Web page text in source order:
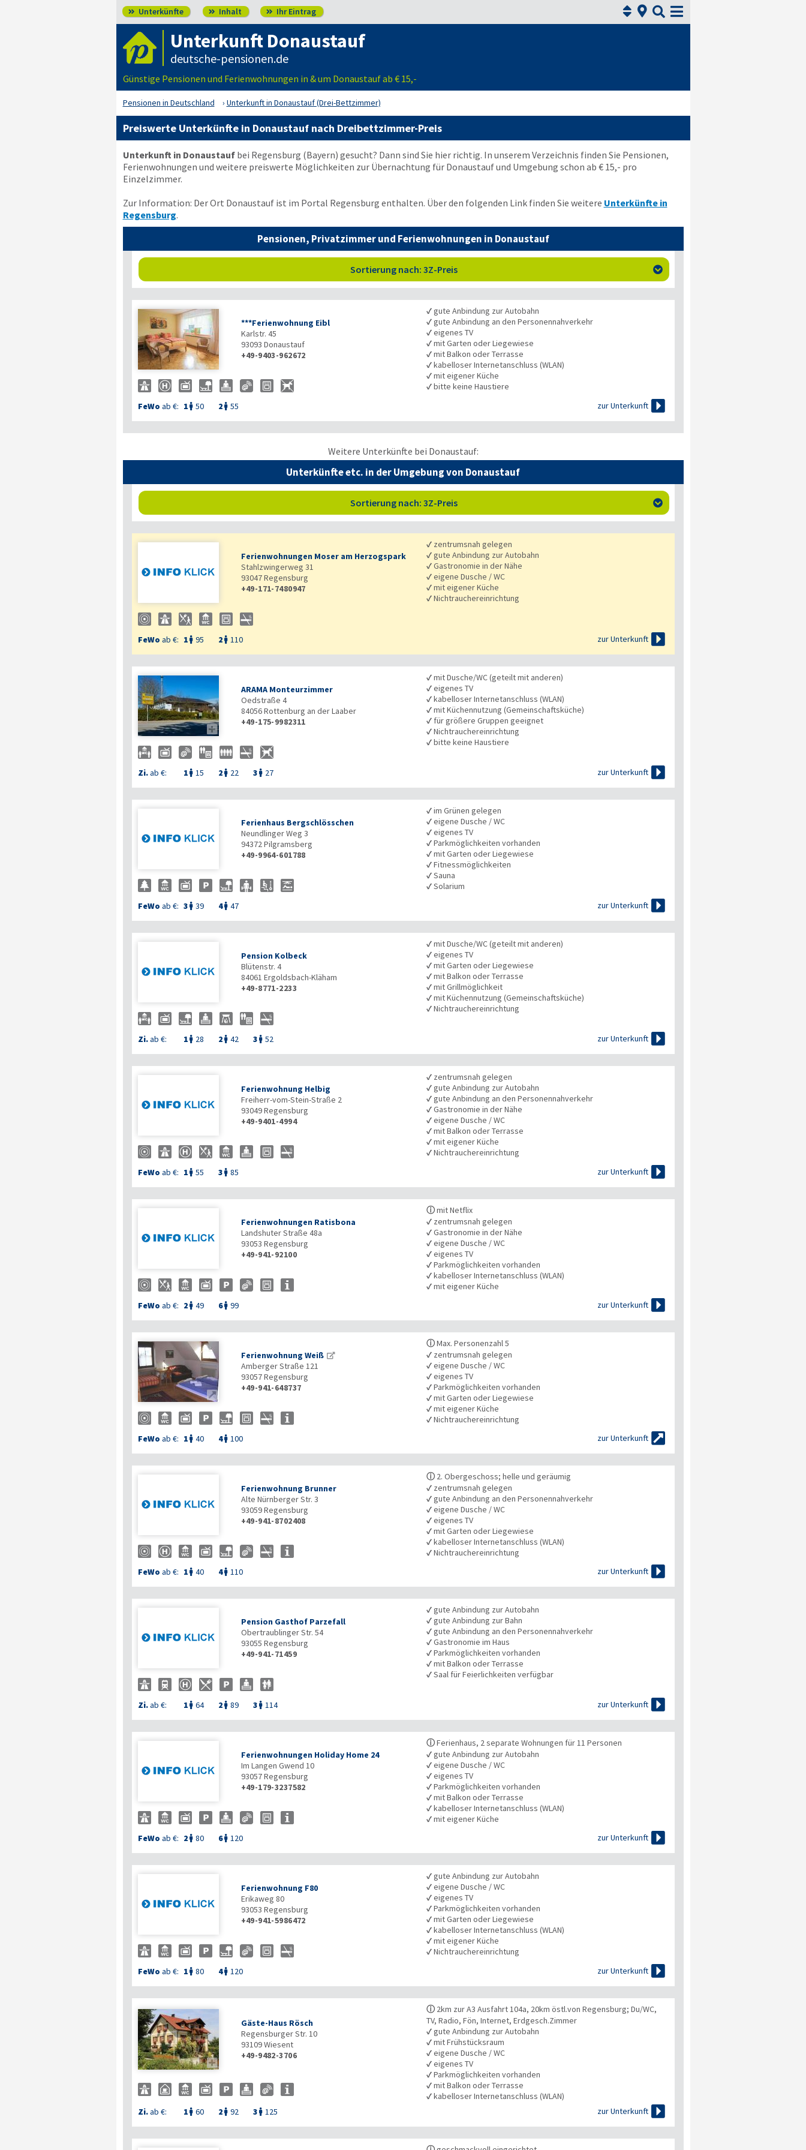
 Unterkünfte  Inhalt  Ihr Eintrag  

Unterkunft Donaustauf
deutsche-pensionen.de
Günstige Pensionen und Ferienwohnungen in & um Donaustauf ab € 15,-
Pensionen in Deutschland Unterkunft in Donaustauf (Drei-Bettzimmer)
Preiswerte Unterkünfte in Donaustauf nach Dreibettzimmer-Preis
Unterkunft in Donaustaufbei Regensburg (Bayern) gesucht? Dann sind Sie hier richtig. In unserem Verzeichnis finden Sie Pensionen,
Ferienwohnungen und weitere preiswerte Möglichkeiten zur Übernachtung für Donaustauf und Umgebung schon ab € 15,- pro
Einzelzimmer.
Zur Information: Der Ort Donaustauf ist im Portal Regensburg enthalten. Über den folgenden Link finden Sie weitere Unterkünfte in
Regensburg.
Pensionen, Privatzimmer und Ferienwohnungen in Donaustauf
Sortierung nach: 3Z-Preis 
***Ferienwohnung Eibl
Karlstr. 45
93093 Donaustauf
+49-9403-962672
FeWo ab €: 1  50 2  55
✓gute Anbindung zur Autobahn
✓gute Anbindung an den Personennahverkehr
✓eigenes TV
✓mit Garten oder Liegewiese
✓mit Balkon oder Terrasse
✓kabelloser Internetanschluss (WLAN)
✓mit eigener Küche
✓bitte keine Haustiere
zur Unterkunft 
Weitere Unterkünfte bei Donaustauf:
Unterkünfte etc. in der Umgebung von Donaustauf
Sortierung nach: 3Z-Preis 
Ferienwohnungen Moser am Herzogspark
Stahlzwingerweg 31
93047Regensburg
+49-171-7480947
FeWo ab €: 1  95 2  110
✓ zentrumsnah gelegen
✓gute Anbindung zur Autobahn
✓Gastronomie in der Nähe
✓eigene Dusche / WC
✓mit eigener Küche
✓Nichtrauchereinrichtung
zur Unterkunft 

ARAMA Monteurzimmer
Oedstraße 4
84056Rottenburg an der Laaber
+49-175-9982311
Zi.ab €: 1  15 2  22 3  27
✓mit Dusche/WC (geteilt mit anderen)
✓eigenes TV
✓kabelloser Internetanschluss (WLAN)
✓mit Küchennutzung (Gemeinschaftsküche)
✓ für größere Gruppen geeignet
✓Nichtrauchereinrichtung
✓bitte keine Haustiere
zur Unterkunft 
Ferienhaus Bergschlösschen
Neundlinger Weg 3
94372Pilgramsberg
+49-9964-601788
FeWo ab €: 3  39 4 47
✓im Grünen gelegen
✓eigene Dusche / WC
✓eigenes TV
✓Parkmöglichkeiten vorhanden
✓mit Garten oder Liegewiese
✓Fitnessmöglichkeiten
✓Sauna
✓Solarium
zur Unterkunft 
Pension Kolbeck
Blütenstr. 4
84061 Ergoldsbach-Kläham
+49-8771-2233
Zi.ab €: 1  28 2  42 3  52
✓mit Dusche/WC (geteilt mit anderen)
✓eigenes TV
✓mit Garten oder Liegewiese
✓mit Balkon oder Terrasse
✓mit Grillmöglichkeit
✓mit Küchennutzung (Gemeinschaftsküche)
✓Nichtrauchereinrichtung
zur Unterkunft 
Ferienwohnung Helbig
Freiherr-vom-Stein-Straße 2
93049Regensburg
+49-9401-4994
FeWo ab €: 1  55 3  85
✓ zentrumsnah gelegen
✓gute Anbindung zur Autobahn
✓gute Anbindung an den Personennahverkehr
✓Gastronomie in der Nähe
✓eigene Dusche / WC
✓mit Balkon oder Terrasse
✓mit eigener Küche
✓Nichtrauchereinrichtung
zur Unterkunft 
Ferienwohnungen Ratisbona
Landshuter Straße 48a
93053 Regensburg
+49-941-92100
FeWo ab €: 2  49 6 99
ⓘmit Netflix
✓ zentrumsnah gelegen
✓Gastronomie in der Nähe
✓eigene Dusche / WC
✓eigenes TV
✓Parkmöglichkeiten vorhanden
✓kabelloser Internetanschluss (WLAN)
✓mit eigener Küche
zur Unterkunft 

Ferienwohnung Weiß
Amberger Straße 121
93057Regensburg
+49-941-648737
FeWo ab €: 1  40 4 100
ⓘMax. Personenzahl 5
✓ zentrumsnah gelegen
✓eigene Dusche / WC
✓eigenes TV
✓Parkmöglichkeiten vorhanden
✓mit Garten oder Liegewiese
✓mit eigener Küche
✓Nichtrauchereinrichtung
zur Unterkunft 
Ferienwohnung Brunner
Alte Nürnberger Str. 3
93059Regensburg
+49-941-8702408
FeWo ab €: 1  40 4 110
ⓘ 2. Obergeschoss; helle und geräumig
✓ zentrumsnah gelegen
✓gute Anbindung an den Personennahverkehr
✓eigene Dusche / WC
✓eigenes TV
✓mit Garten oder Liegewiese
✓kabelloser Internetanschluss (WLAN)
✓Nichtrauchereinrichtung
zur Unterkunft 
Pension Gasthof Parzefall
Obertraublinger Str. 54
93055 Regensburg
+49-941-71459
Zi.ab €: 1  64 2  89 3  114
✓gute Anbindung zur Autobahn
✓gute Anbindung zur Bahn
✓gute Anbindung an den Personennahverkehr
✓Gastronomie im Haus
✓Parkmöglichkeiten vorhanden
✓mit Balkon oder Terrasse
✓Saal für Feierlichkeiten verfügbar
zur Unterkunft 
Ferienwohnungen Holiday Home 24
Im Langen Gwend 10
93057Regensburg
+49-179-3237582
FeWo ab €: 2  80 6 120
ⓘFerienhaus, 2 separate Wohnungen für 11 Personen
✓gute Anbindung zur Autobahn
✓eigene Dusche / WC
✓eigenes TV
✓Parkmöglichkeiten vorhanden
✓mit Balkon oder Terrasse
✓kabelloser Internetanschluss (WLAN)
✓mit eigener Küche
zur Unterkunft 
Ferienwohnung F80
Erikaweg 80
93053 Regensburg
+49-941-5986472
FeWo ab €: 1  80 4 120
✓gute Anbindung zur Autobahn
✓eigene Dusche / WC
✓eigenes TV
✓Parkmöglichkeiten vorhanden
✓mit Garten oder Liegewiese
✓kabelloser Internetanschluss (WLAN)
✓mit eigener Küche
✓Nichtrauchereinrichtung
zur Unterkunft 

Gäste-Haus Rösch
Regensburger Str. 10
93109Wiesent
+49-9482-3706
Zi.ab €: 1  60 2  92 3  125
ⓘ 2km zur A3 Ausfahrt 104a, 20km östl.von Regensburg; Du/WC,
TV, Radio, Fön, Internet, Erdgesch.Zimmer
✓gute Anbindung zur Autobahn
✓mit Frühstücksraum
✓eigene Dusche / WC
✓eigenes TV
✓Parkmöglichkeiten vorhanden
✓mit Balkon oder Terrasse
✓kabelloser Internetanschluss (WLAN)
zur Unterkunft 